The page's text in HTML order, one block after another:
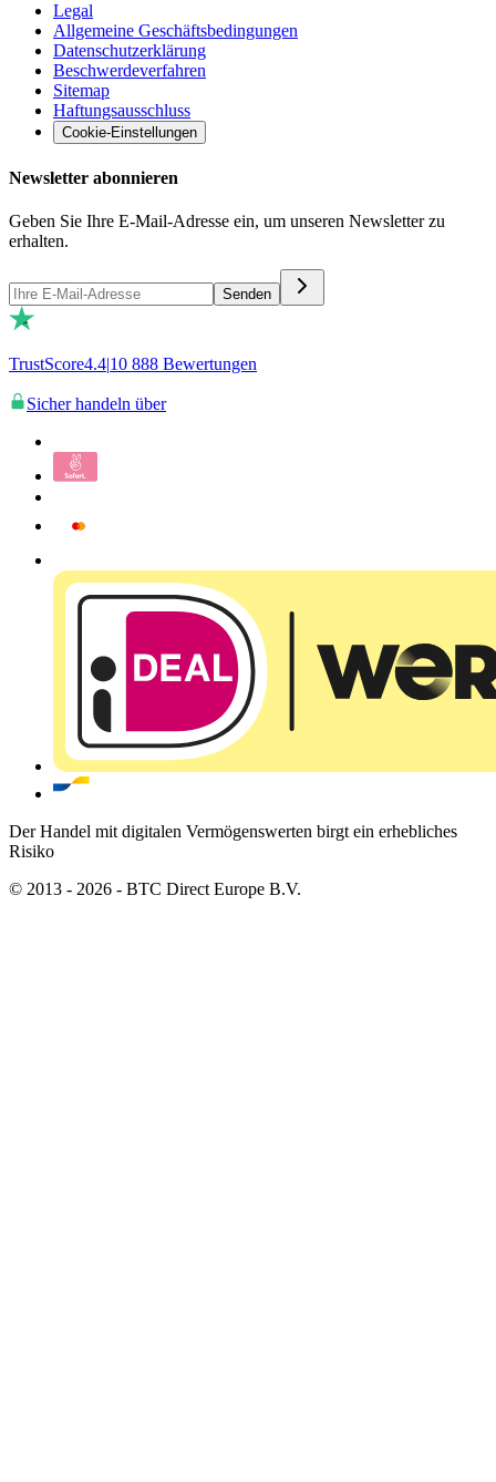
Legal
Allgemeine Geschäftsbedingungen
Datenschutzerklärung
Beschwerdeverfahren
Sitemap
Haftungsausschluss
Cookie-Einstellungen
Newsletter abonnieren
Geben Sie Ihre E-Mail-Adresse ein, um unseren Newsletter zu
erhalten.
Senden
TrustScore4.4|10 888 Bewertungen
Sicher handeln über
Der Handel mit digitalen Vermögenswerten birgt ein erhebliches
Risiko
© 2013 - 2026 - BTC Direct Europe B.V.